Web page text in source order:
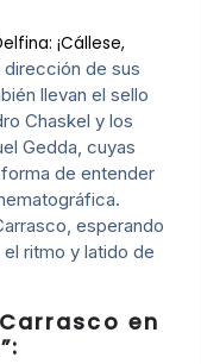
¡Cállese,
de sus
llevan el sello
Chaskel y los
Gedda, cuyas
de entender
esperando
el ritmo y latido de
en